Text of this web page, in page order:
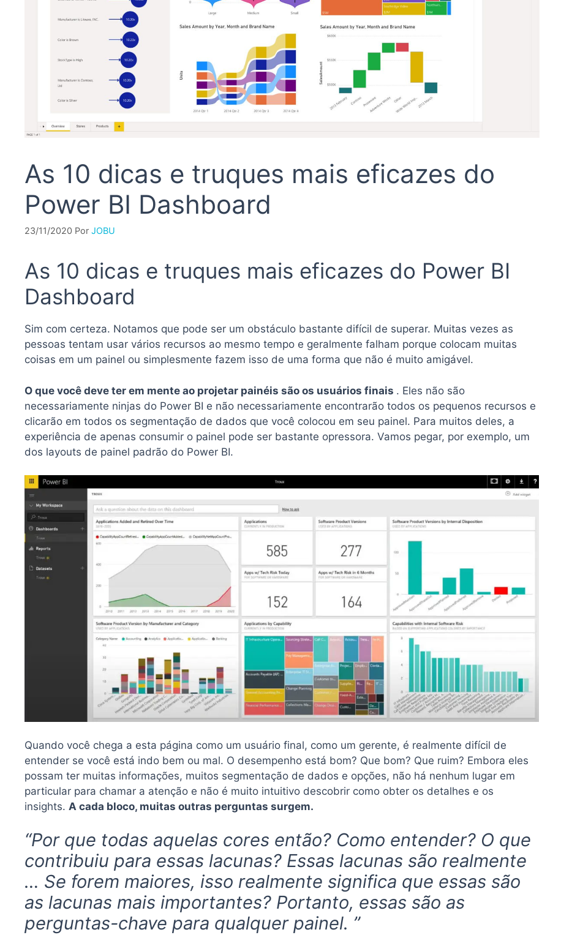
As 10 dicas e truques mais eficazes do
Power BI Dashboard
23/11/2020 Por JOBU
As 10 dicas e truques mais eficazes do Power BI
Dashboard
Sim com certeza. Notamos que pode ser um obstáculo bastante difícil de superar. Muitas vezes as
pessoas tentam usar vários recursos ao mesmo tempo e geralmente falham porque colocam muitas
coisas em um painel ou simplesmente fazem isso de uma forma que não é muito amigável.
O que você deve ter em mente ao projetar painéis são os usuários finais . Eles não são
necessariamente ninjas do Power BI e não necessariamente encontrarão todos os pequenos recursos e
clicarão em todos os segmentação de dados que você colocou em seu painel. Para muitos deles, a
experiência de apenas consumir o painel pode ser bastante opressora. Vamos pegar, por exemplo, um
dos layouts de painel padrão do Power BI.
Quando você chega a esta página como um usuário final, como um gerente, é realmente difícil de
entender se você está indo bem ou mal. O desempenho está bom? Que bom? Que ruim? Embora eles
possam ter muitas informações, muitos segmentação de dados e opções, não há nenhum lugar em
particular para chamar a atenção e não é muito intuitivo descobrir como obter os detalhes e os
insights. A cada bloco, muitas outras perguntas surgem.
“Por que todas aquelas cores então? Como entender? O que
contribuiu para essas lacunas? Essas lacunas são realmente
… Se forem maiores, isso realmente significa que essas são
as lacunas mais importantes? Portanto, essas são as
perguntas-chave para qualquer painel. ”